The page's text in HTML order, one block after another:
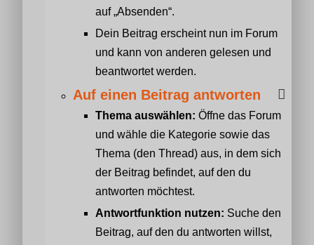
auf „Absenden“.
Dein Beitrag erscheint nun im Forum
und kann von anderen gelesen und
beantwortet werden.
Auf einen Beitrag antworten
Thema auswählen: Öffne das Forum
und wähle die Kategorie sowie das
Thema (den Thread) aus, in dem sich
der Beitrag befindet, auf den du
antworten möchtest.
Antwortfunktion nutzen: Suche den
Beitrag, auf den du antworten willst,